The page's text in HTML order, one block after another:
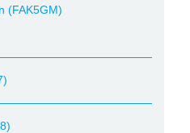
(FAK5GM)